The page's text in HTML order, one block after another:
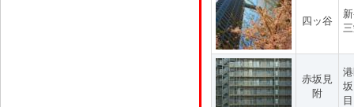
四ッ谷
赤坂見
附
目